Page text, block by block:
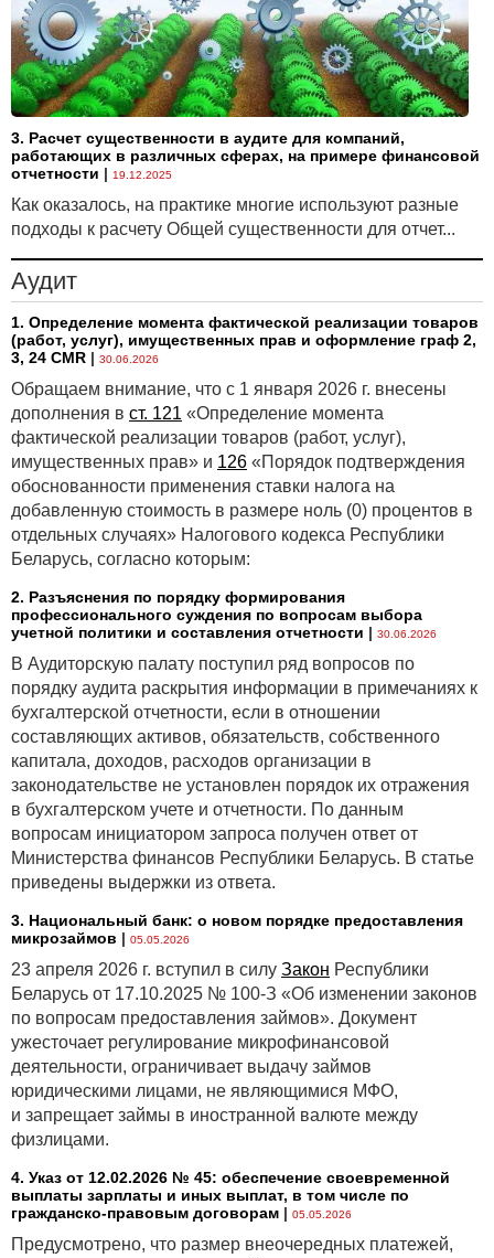
включает определенный неотменяемый период
действия договора, а также все последующие
периоды, на которые арендатор может по своему
выбору продлить аренду актива, и на момент
заключения соглашения имеется обоснованная
уверенность в том, что арендатор воспользуется
этим правом.
Что касается экономического срока службы
арендуемого актива, то это период, на протяжении
использованию. В международных стандартах нет
определения «основной части» срока экономической
службы актива. На практике компании
ориентируются на указания ГААП США по учету
пороговое значение «основной части» составляет
75% от срока экономической службы актива. Однако
данный количественный показатель нельзя
применять в качестве определяющего фактора.
Необходимо рассматривать все факторы, имеющие
отношение к аренде.
...
Продолжение читайте в статье.
3. Расчет существенности в аудите для компаний,
работающих в различных сферах, на примере финансовой
отчетности | 19.12.2025
Как оказалось, на практике многие используют разные
подходы к расчету Общей существенности для отчет...
Аудит
1. Определение момента фактической реализации товаров
(работ, услуг), имущественных прав и оформление граф 2,
3, 24 CMR | 30.06.2026
Обращаем внимание, что с 1 января 2026 г. внесены
дополнения в ст. 121 «Определение момента
фактической реализации товаров (работ, услуг),
имущественных прав» и 126 «Порядок подтверждения
обоснованности применения ставки налога на
добавленную стоимость в размере ноль (0) процентов в
отдельных случаях» Налогового кодекса Республики
Беларусь, согласно которым:
2. Разъяснения по порядку формирования
профессионального суждения по вопросам выбора
учетной политики и составления отчетности | 30.06.2026
В Аудиторскую палату поступил ряд вопросов по
порядку аудита раскрытия информации в примечаниях к
бухгалтерской отчетности, если в отношении
составляющих активов, обязательств, собственного
капитала, доходов, расходов организации в
законодательстве не установлен порядок их отражения
в бухгалтерском учете и отчетности. По данным
вопросам инициатором запроса получен ответ от
Министерства финансов Республики Беларусь. В статье
приведены выдержки из ответа.
3. Национальный банк: о новом порядке предоставления
микрозаймов | 05.05.2026
23 апреля 2026 г. вступил в силу Закон Республики
Беларусь от 17.10.2025 № 100-З «Об изменении законов
по вопросам предоставления займов». Документ
ужесточает регулирование микрофинансовой
деятельности, ограничивает выдачу займов
юридическими лицами, не являющимися МФО,
и запрещает займы в иностранной валюте между
физлицами.
4. Указ от 12.02.2026 № 45: обеспечение своевременной
выплаты зарплаты и иных выплат, в том числе по
гражданско-правовым договорам | 05.05.2026
Предусмотрено, что размер внеочередных платежей,